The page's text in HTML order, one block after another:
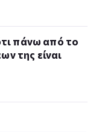
πάνω από το
της είναι